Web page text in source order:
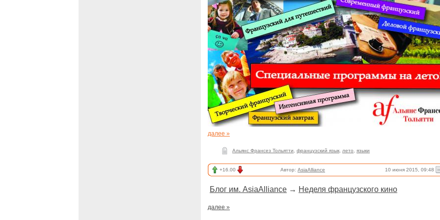
далее »
Альянс Франсез Тольятти французский язык лето языки
+16.00 Автор: AsiaAlliance 10 июня 2015, 09:48
Блог им. AsiaAlliance → Неделя французского кино
далее »